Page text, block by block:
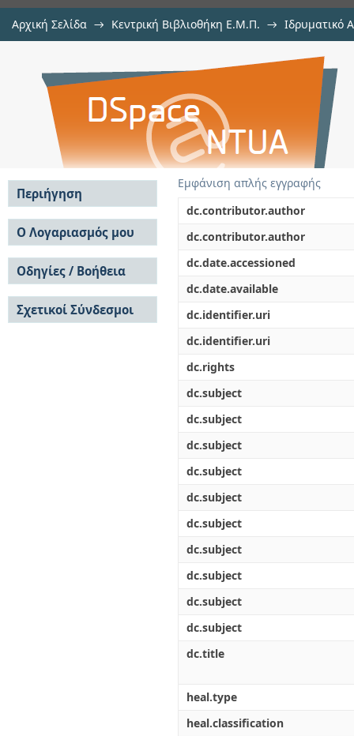
Αρχική Σελίδα → Κεντρική Βιβλιοθήκη Ε.Μ.Π. → Ιδρυματικό
Βελτιστοποίηση κόστους και
V2G μέσω χρήσης Ενισχυτικής
Εμφάνιση απλής εγγραφής
dc.contributor.author
dc.contributor.author
dc.date.accessioned
dc.date.available
dc.identifier.uri
dc.identifier.uri
dc.rights
dc.subject
dc.subject
dc.subject
dc.subject
dc.subject
dc.subject
dc.subject
dc.subject
dc.subject
dc.subject
dc.title
heal.type
heal.classification
Περιήγηση
Σε όλο το DSpace
Κοινότητες & Συλλογές
Ανά Ημερομηνία
Έκδοσης
Συγγραφείς
Τίτλοι
Θέματα
Ο Λογαριασμός μου
Σύνδεση
Εγγραφή
Οδηγίες / Βοήθεια
Οδηγίες Υποβολής
Οδηγίες Χρήσης ΙΑ
Συχνές Ερωτήσεις
Σχετικοί Σύνδεσμοι